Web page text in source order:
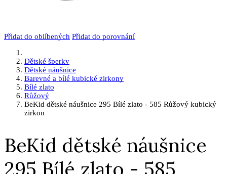
Přidat do oblíbených Přidat do porovnání
Dětské šperky
Dětské náušnice
Barevné a bílé kubické zirkony
Bílé zlato
Růžový
BeKid dětské náušnice 295 Bílé zlato - 585 Růžový kubický
zirkon
BeKid dětské náušnice
295 Bílé zlato - 585